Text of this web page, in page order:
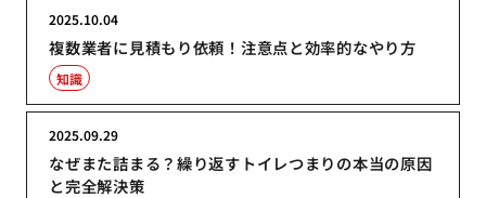
複数業者に見積もり依頼！注意点と効率的なやり方
2025.10.04
知識
なぜまた詰まる？繰り返すトイレつまりの本当の原因
と完全解決策
2025.09.29